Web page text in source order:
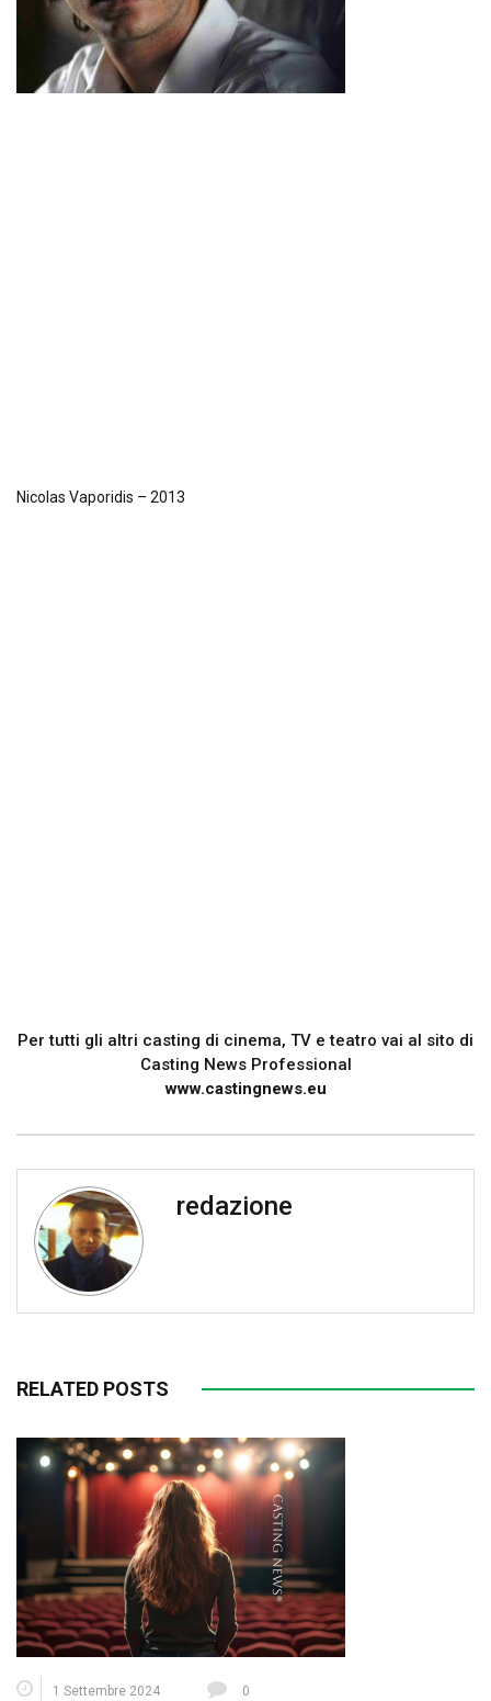
Nicolas Vaporidis – 2013
Per tutti gli altri casting di cinema, TV e teatro vai al sito di
Casting News Professional
www.castingnews.eu
redazione
RELATED POSTS
1 Settembre 2024 0